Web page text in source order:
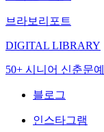
브라보리포트
DIGITAL LIBRARY
50+ 시니어 신춘문예
블로그
인스타그램